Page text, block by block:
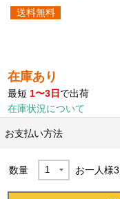
送料無料
在庫あり
最短 1〜3日 で出荷
在庫状況について
お支払い方法
数量 お一人様3